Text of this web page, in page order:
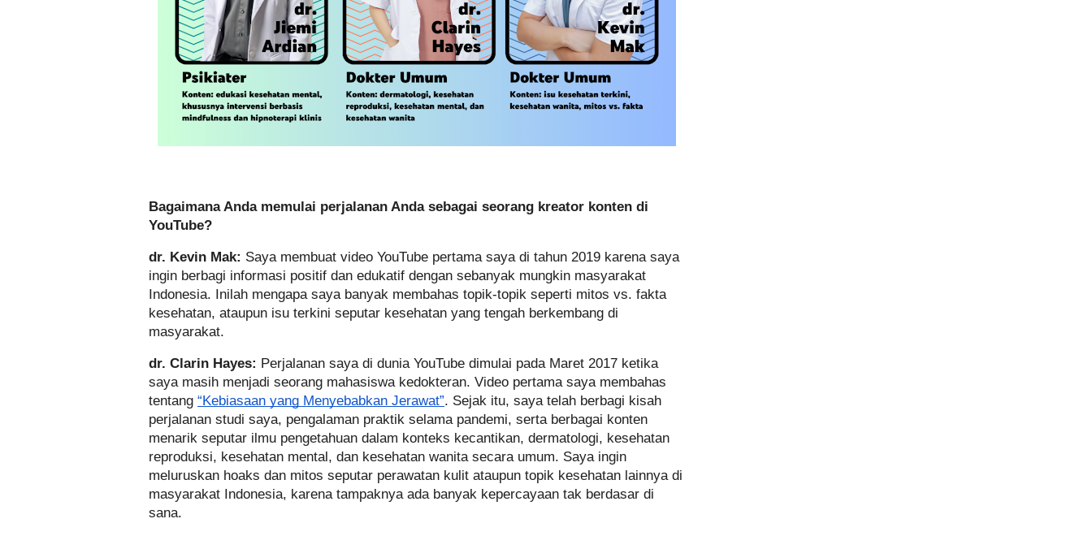
Bagaimana Anda memulai perjalanan Anda sebagai seorang kreator konten di
YouTube?
dr. Kevin Mak: Saya membuat video YouTube pertama saya di tahun 2019 karena saya
ingin berbagi informasi positif dan edukatif dengan sebanyak mungkin masyarakat
Indonesia. Inilah mengapa saya banyak membahas topik-topik seperti mitos vs. fakta
kesehatan, ataupun isu terkini seputar kesehatan yang tengah berkembang di
masyarakat.
dr. Clarin Hayes: Perjalanan saya di dunia YouTube dimulai pada Maret 2017 ketika
saya masih menjadi seorang mahasiswa kedokteran. Video pertama saya membahas
tentang “Kebiasaan yang Menyebabkan Jerawat”. Sejak itu, saya telah berbagi kisah
perjalanan studi saya, pengalaman praktik selama pandemi, serta berbagai konten
menarik seputar ilmu pengetahuan dalam konteks kecantikan, dermatologi, kesehatan
reproduksi, kesehatan mental, dan kesehatan wanita secara umum. Saya ingin
meluruskan hoaks dan mitos seputar perawatan kulit ataupun topik kesehatan lainnya di
masyarakat Indonesia, karena tampaknya ada banyak kepercayaan tak berdasar di
sana.